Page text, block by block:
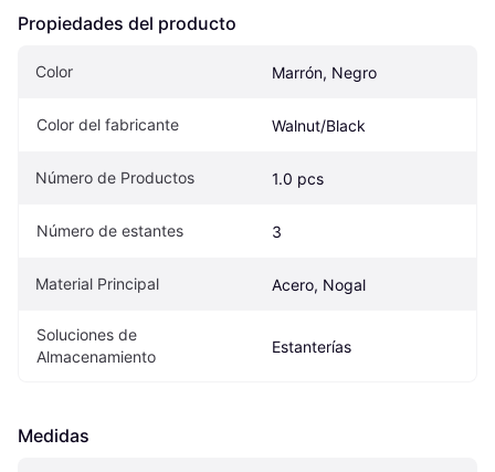
Propiedades del producto
Color Marrón, Negro
Color del fabricante Walnut/Black
Número de Productos 1.0 pcs
Número de estantes 3
Material Principal Acero, Nogal
Soluciones de
Almacenamiento
Estanterías
Medidas